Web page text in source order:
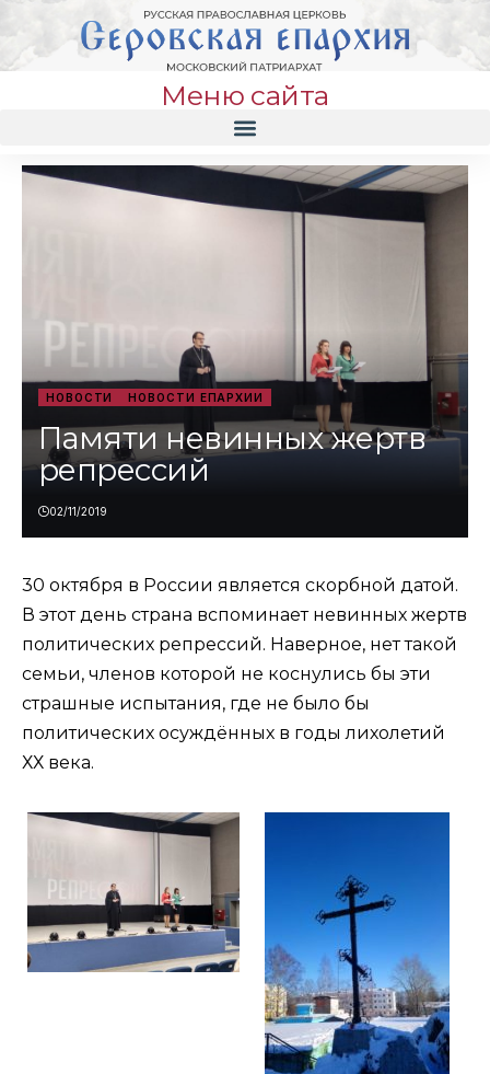
Меню сайта
НОВОСТИ НОВОСТИ ЕПАРХИИ
Памяти невинных жертв
репрессий
02/11/2019
30 октября в России является скорбной датой.
В этот день страна вспоминает невинных жертв
политических репрессий. Наверное, нет такой
семьи, членов которой не коснулись бы эти
страшные испытания, где не было бы
политических осуждённых в годы лихолетий
ХХ века.